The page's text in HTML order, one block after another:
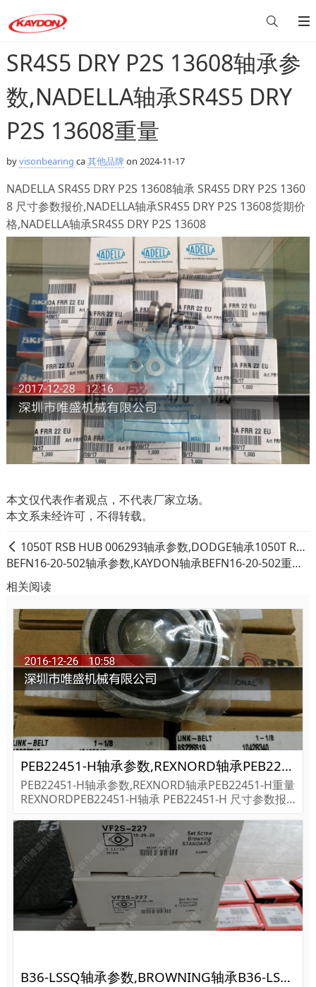
SR4S5 DRY P2S 13608轴承参
数,NADELLA轴承SR4S5 DRY
P2S 13608重量
byvisonbearing ca其他品牌 on 2024-11-17
NADELLA SR4S5 DRY P2S 13608轴承 SR4S5 DRY P2S 1360
8 尺寸参数报价,NADELLA轴承SR4S5 DRY P2S 13608货期价
格,NADELLA轴承SR4S5 DRY P2S 13608
本文仅代表作者观点，不代表厂家立场。
本文系未经许可，不得转载。
1050T RSB HUB 006293轴承参数,DODGE轴承1050T RSB HUB 006293重量
BEFN16-20-502轴承参数,KAYDON轴承BEFN16-20-502重量
相关阅读
PEB22451-H轴承参数,REXNORD轴承PEB22451-H重量
PEB22451-H轴承参数,REXNORD轴承PEB22451-H重量
REXNORDPEB22451-H轴承 PEB22451-H 尺寸参数报
承PEB22451-H...
B36-LSSQ轴承参数,BROWNING轴承B36-LSSQ重量